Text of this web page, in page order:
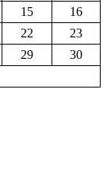
15
16
22
23
29
30